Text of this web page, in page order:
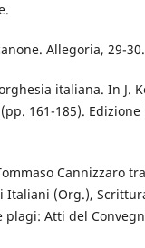
Allegoria, 29-30.
italiana. In J.
161-185).
Cannizzaro
Italiani (Org.),
Atti del